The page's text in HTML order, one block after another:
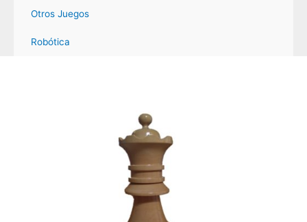
Otros Juegos
Robótica